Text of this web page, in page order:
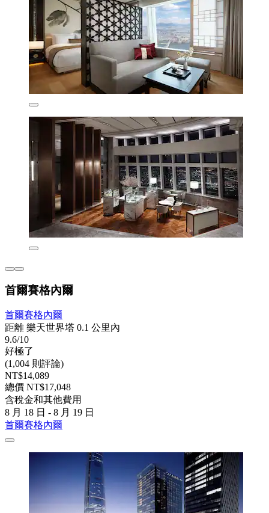
首爾賽格內爾
首爾賽格內爾
距離 樂天世界塔 0.1 公里內
9.6/10
好極了
(1,004 則評論)
NT$14,089
總價 NT$17,048
含稅金和其他費用
8 月 18 日 - 8 月 19 日
首爾賽格內爾